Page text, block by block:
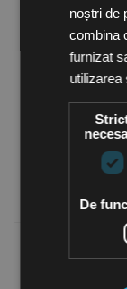
Perdea aer cu
electrica,
in stoc
12,251.50
(TVA inclusa)
noștri de
combina
furnizat
utilizarea
De